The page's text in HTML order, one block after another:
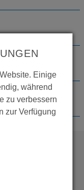
Einige
während
zu verbessern
zur Verfügung